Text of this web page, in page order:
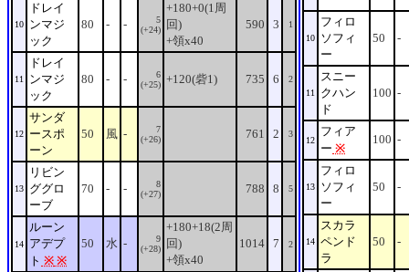
10
ドレイ
ンマジ
ック
80 - -
5
(+24)
+180+0(1周
回)
+領x40
590 3 1
11
ドレイ
ンマジ
ック
80 - -
6
(+25) +120(砦1) 735 6 2
12
サンダ
ースポ
ーン
50 風 -
7
(+26)
761 2 3
13
リビン
ググロ
ーブ
70 - -
8
(+27)
788 8 5
14
ルーン
アデプ
ト ※ ※
50 水 -
9
(+28)
+180+18(2周
回)
+領x40
1014 7 2
10
フィロ
ソフィ
ー
50 -
11
スニー
クハン
ド
100 -
12
フィア
ー ※
100 -
13
フィロ
ソフィ
ー
50 -
14
スカラ
ペンド
ラ
50 -